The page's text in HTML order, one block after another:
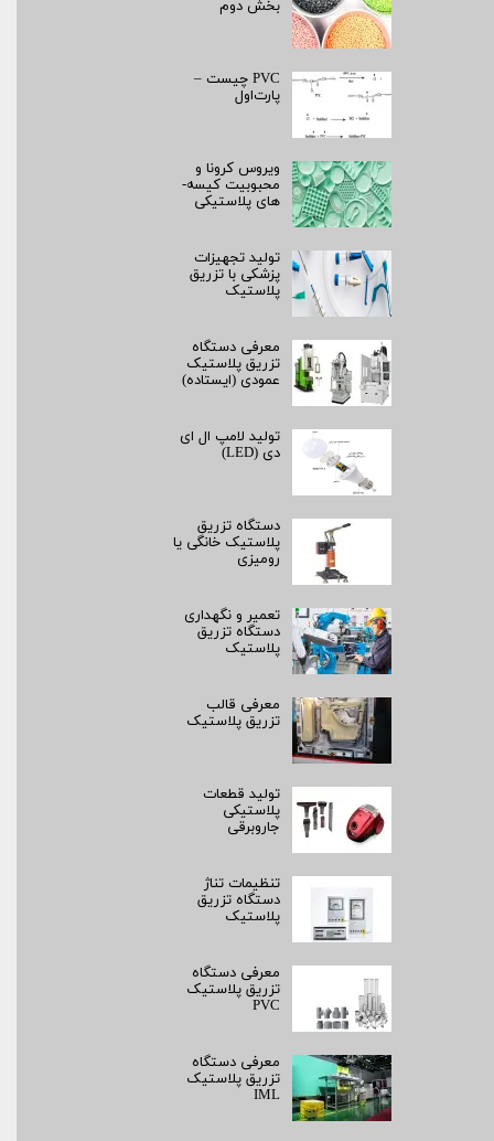
بخش دوم
PVC چیست –
پارت‌اول
ویروس کرونا و
محبوبیت کیسه­
های پلاستیکی
تولید تجهیزات
پزشکی با تزریق
پلاستیک
معرفی دستگاه
تزریق پلاستیک
عمودی (ایستاده)
تولید لامپ ال ای
دی (LED)
دستگاه تزریق
پلاستیک خانگی یا
رومیزی
تعمیر و نگهداری
دستگاه تزریق
پلاستیک
معرفی قالب
تزریق پلاستیک
تولید قطعات
پلاستیکی
جاروبرقی
تنظیمات تناژ
دستگاه تزریق
پلاستیک
معرفی دستگاه
تزریق پلاستیک
PVC
معرفی دستگاه
تزریق پلاستیک
IML